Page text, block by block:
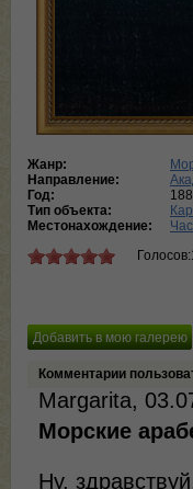
Жанр:
Направление:
Год:
Тип объекта:
Местонахождение:
Комментарии
Margarita,
Морские
Ну,